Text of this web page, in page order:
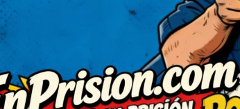
ir al botón de Inicio?.